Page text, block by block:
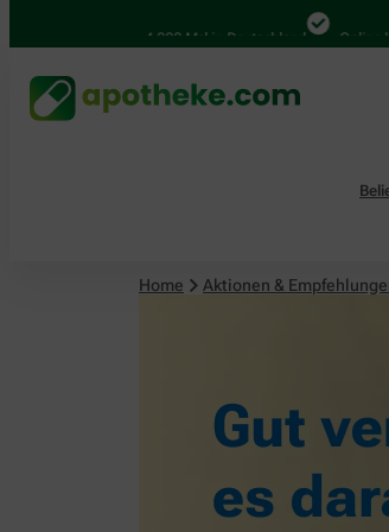
4.000 Mal in Deutschland Online bei
Home Aktionen &